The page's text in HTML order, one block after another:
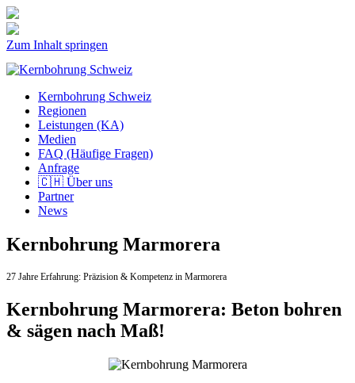
Zum Inhalt springen
Kernbohrung Schweiz
Regionen
Leistungen (KA)
Medien
FAQ (Häufige Fragen)
Anfrage
🇨🇭 Über uns
Partner
News
Kernbohrung Marmorera
27 Jahre Erfahrung: Präzision & Kompetenz in Marmorera
Kernbohrung Marmorera: Beton bohren
& sägen nach Maß!